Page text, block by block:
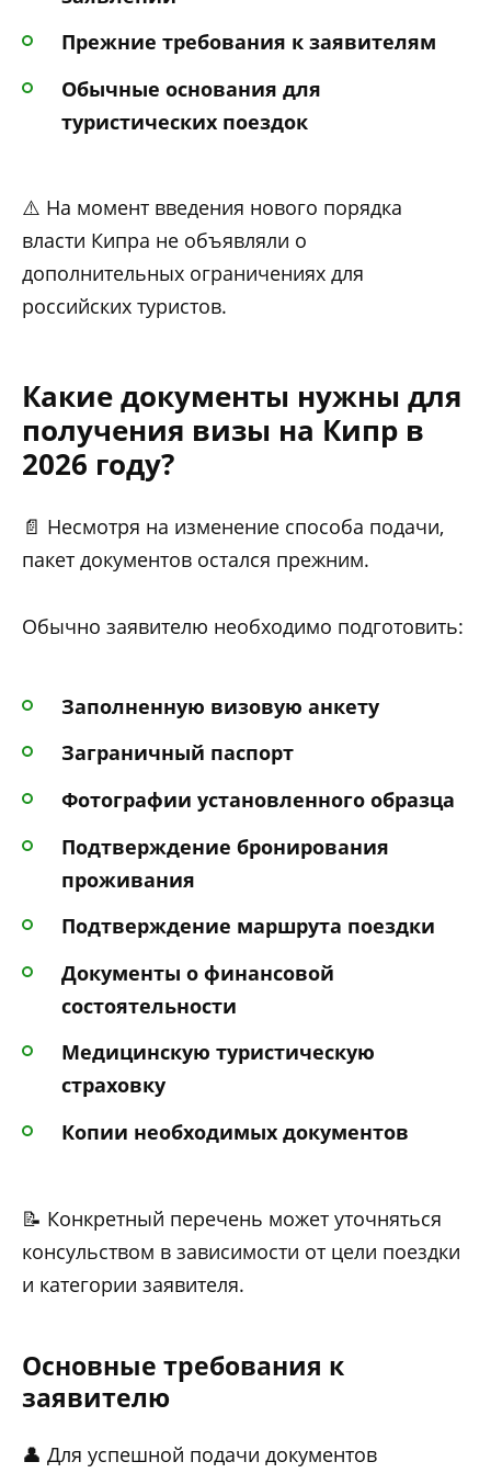
Прежние требования к заявителям
Обычные основания для
туристических поездок
⚠️ На момент введения нового порядка
власти Кипра не объявляли о
дополнительных ограничениях для
российских туристов.
Какие документы нужны для
получения визы на Кипр в
2026 году?
📄 Несмотря на изменение способа подачи,
пакет документов остался прежним.
Обычно заявителю необходимо подготовить:
Заполненную визовую анкету
Заграничный паспорт
Фотографии установленного образца
Подтверждение бронирования
проживания
Подтверждение маршрута поездки
Документы о финансовой
состоятельности
Медицинскую туристическую
страховку
Копии необходимых документов
📝 Конкретный перечень может уточняться
консульством в зависимости от цели поездки
и категории заявителя.
Основные требования к
заявителю
👤 Для успешной подачи документов